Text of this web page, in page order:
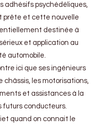
adhésifs psychédéliques,
prête et cette nouvelle
destinée à
et application au
automobile.
ici que ses ingénieurs
châssis, les motorisations,
et assistances à la
futurs conducteurs.
quand on connait le